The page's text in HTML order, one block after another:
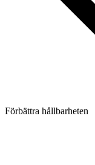
Förbättra hållbarheten